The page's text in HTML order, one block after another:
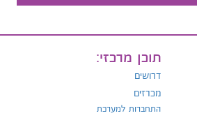
תוכן מרכזי:
דרושים
מכרזים
התחברות למערכת